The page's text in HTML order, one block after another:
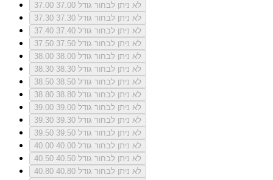
37.00
לא ניתן לבחור גודל 37.00
37.30
לא ניתן לבחור גודל 37.30
37.40
לא ניתן לבחור גודל 37.40
37.50
לא ניתן לבחור גודל 37.50
38.00
לא ניתן לבחור גודל 38.00
38.30
לא ניתן לבחור גודל 38.30
38.50
לא ניתן לבחור גודל 38.50
38.80
לא ניתן לבחור גודל 38.80
39.00
לא ניתן לבחור גודל 39.00
39.30
לא ניתן לבחור גודל 39.30
39.50
לא ניתן לבחור גודל 39.50
40.00
לא ניתן לבחור גודל 40.00
40.50
לא ניתן לבחור גודל 40.50
40.80
לא ניתן לבחור גודל 40.80